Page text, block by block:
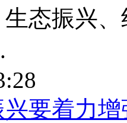
态振兴
兴要着力